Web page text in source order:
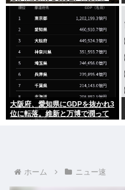
用理念もコスト意識もない」
大阪府、愛知県にGDPを抜かれ3
位に転落。維新と万博で潤って
ホーム ニュー速